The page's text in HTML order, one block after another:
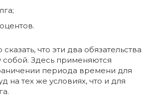
что эти два обязательства
Здесь применяются
периода времени для
на тех же условиях, что и для